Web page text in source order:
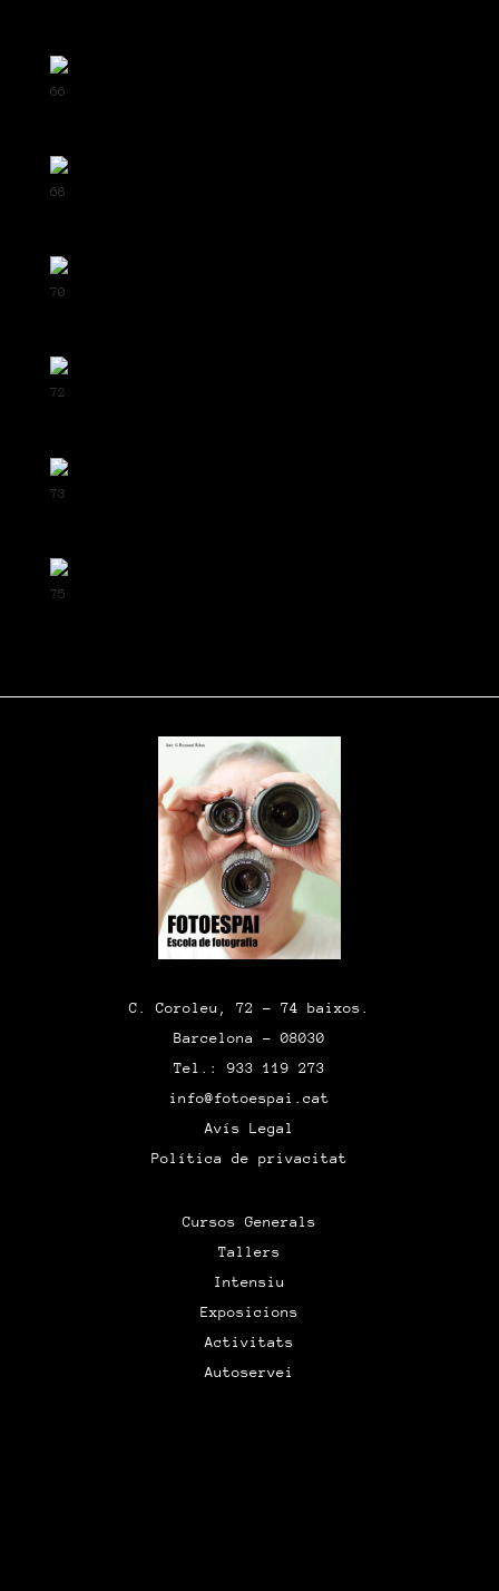
66
68
70
72
73
75
C. Coroleu, 72 – 74 baixos.
Barcelona – 08030
Tel.: 933 119 273
info@fotoespai.cat
Avís Legal
Política de privacitat
Cursos Generals
Tallers
Intensiu
Exposicions
Activitats
Autoservei